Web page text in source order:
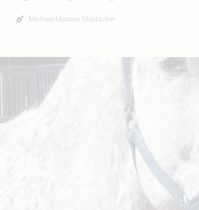
Autor:
Michael Masseo Maldacker